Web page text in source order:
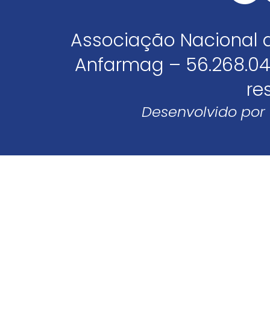
Associação Nacional
Anfarmag –
Desenvolvido por